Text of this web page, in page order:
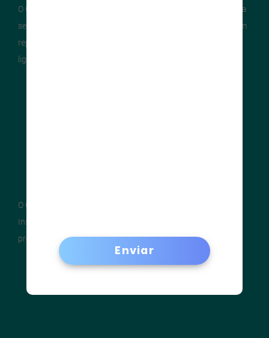
Enviar
O Centro Brasileiro da
surgiu para
se juntar aos esforços de organizações nacionais que reúnem
representantes da indústria local, entidades e profissionais
ligados à
O CBCA não é uma entidade comercial. Ele tem por gestor o
Instituto Aço Brasil, oferecendo, desde 2002, o melhor para
produtores, clientes e pessoas.